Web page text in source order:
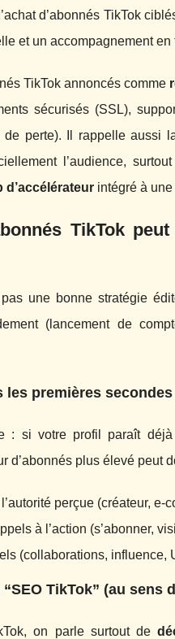
d’abonnés TikTok
et un accompagnement en
TikTok annoncés comme
sécurisés (SSL),
de perte). Il rappelle aussi
l’audience,
d’accélérateur intégré à
TikTok
une bonne stratégie
(lancement de
les premières secondes
: si votre profil paraît
d’abonnés plus élevé peut
perçue (créateur, e-
à l’action (s’abonner,
(collaborations, influence,
TikTok” (au sens
on parle surtout de